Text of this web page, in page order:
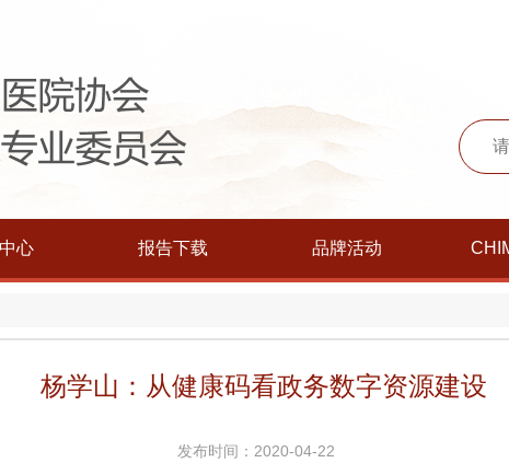
心 报告下载 品牌活动
杨学山：从健康码看政务数字资源建设
发布时间：2020-04-22